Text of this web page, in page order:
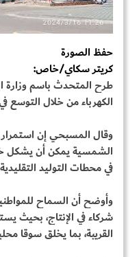
حفظ الصورة
كريتر سكاي/خاص:
طرح المتحدث باسم وزارة
الكهرباء من خلال التوسع
وقال المسبحي إن استمرار
الشمسية يمكن أن يشكل
في محطات التوليد
وأوضح أن السماح
شركاء في الإنتاج، بحيث
القريبة، بما يخلق سوقا